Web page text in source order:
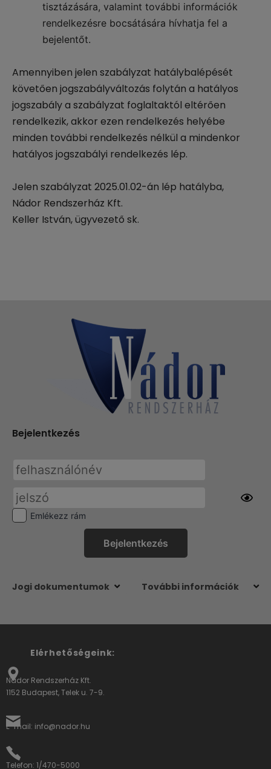
tisztázására, valamint további információk
rendelkezésre bocsátására hívhatja fel a
bejelentőt.
Amennyiben jelen szabályzat hatálybalépését
követően jogszabályváltozás folytán a hatályos
jogszabály a szabályzat foglaltaktól eltérően
rendelkezik, akkor ezen rendelkezés helyébe
minden további rendelkezés nélkül a mindenkor
hatályos jogszabályi rendelkezés lép.
Jelen szabályzat 2025.01.02-án lép hatályba,
Nádor Rendszerház Kft.
Keller István, ügyvezető sk.
Bejelentkezés
Emlékezz rám
Jogi dokumentumok További információk
Elérhetőségeink:
Nádor Rendszerház Kft.
1152 Budapest, Telek u. 7-9.
E-mail: info@nador.hu
Telefon: 1/470-5000